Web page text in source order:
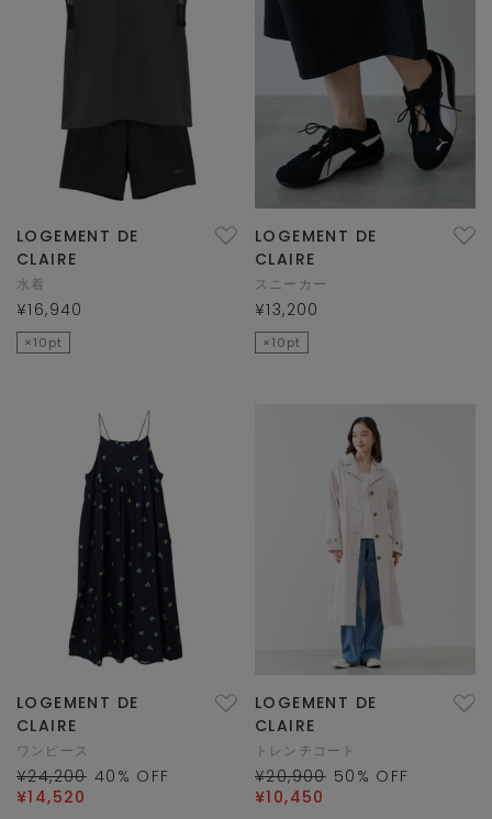
LOGEMENT DE
CLAIRE
水着
¥16,940
×10pt
LOGEMENT DE
CLAIRE
スニーカー
¥13,200
×10pt
LOGEMENT DE
CLAIRE
ワンピース
¥24,200 40 % OFF
¥14,520
LOGEMENT DE
CLAIRE
トレンチコート
¥20,900 50 % OFF
¥10,450